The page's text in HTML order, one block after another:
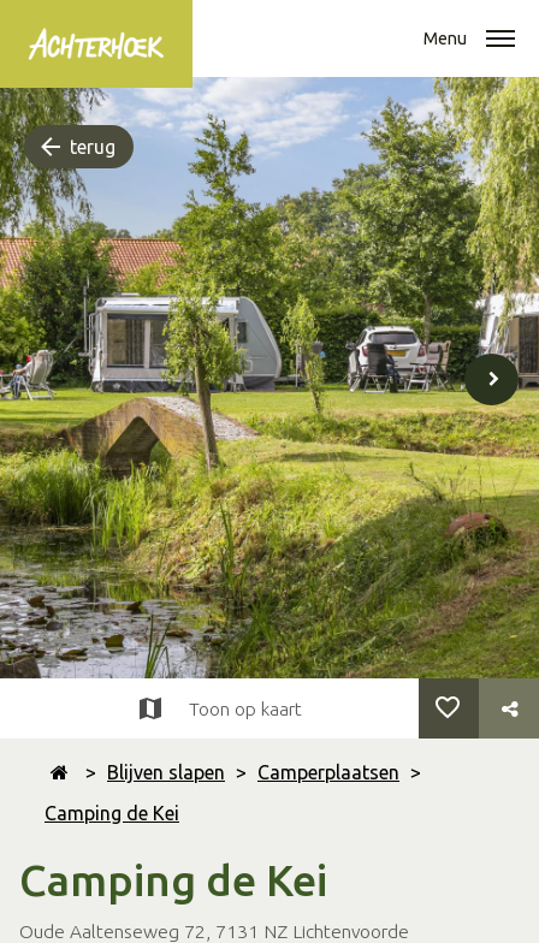
Menu
terug
> Blijven slapen > Camperplaatsen >
Camping de Kei
Camping de Kei
Oude Aaltenseweg 72, 7131 NZ Lichtenvoorde
Toon op kaart